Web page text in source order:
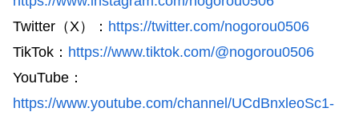
Twitter（X）： https://twitter.com/nogorou0506
TikTok： https://www.tiktok.com/@nogorou0506
YouTube：
https://www.youtube.com/channel/UCdBnxleoSc1-